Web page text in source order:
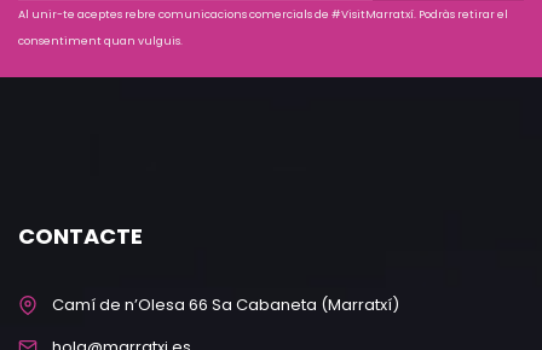
Al unir-te aceptes rebre comunicacions comercials de #VisitMarratxí. Podràs retirar el
consentiment quan vulguis.
CONTACTE
Camí de n’Olesa 66 Sa Cabaneta (Marratxí)